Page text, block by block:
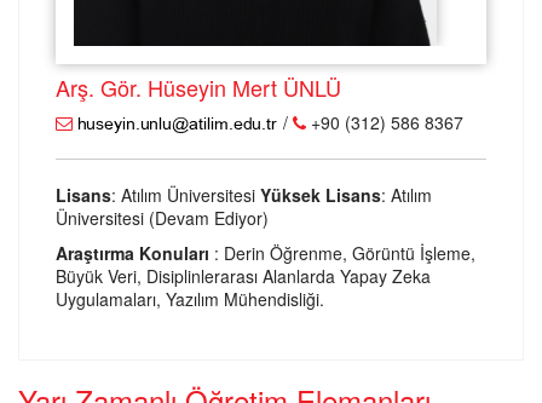
Arş. Gör. Hüseyin Mert ÜNLÜ
/ +90 (312) 586 8367
Lisans: Atılım Üniversitesi Yüksek Lisans: Atılım
Üniversitesi (Devam Ediyor)
Araştırma Konuları : Derin Öğrenme, Görüntü İşleme,
Büyük Veri, Disiplinlerarası Alanlarda Yapay Zeka
Uygulamaları, Yazılım Mühendisliği.